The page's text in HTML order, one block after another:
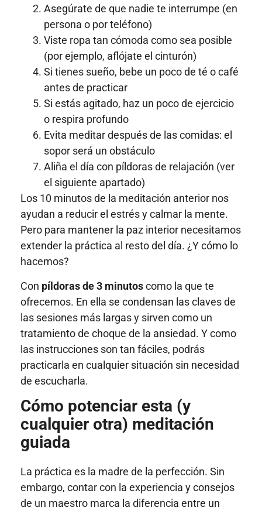
Asegúrate de que nadie te interrumpe (en
persona o por teléfono)
Viste ropa tan cómoda como sea posible
(por ejemplo, aflójate el cinturón)
Si tienes sueño, bebe un poco de té o café
antes de practicar
Si estás agitado, haz un poco de ejercicio
o respira profundo
Evita meditar después de las comidas: el
sopor será un obstáculo
Aliña el día con píldoras de relajación (ver
el siguiente apartado)
Los 10 minutos de la meditación anterior nos
ayudan a reducir el estrés y calmar la mente.
Pero para mantener la paz interior necesitamos
extender la práctica al resto del día. ¿Y cómo lo
hacemos?
Con píldoras de 3 minutoscomo la que te
ofrecemos. En ella se condensan las claves de
las sesiones más largas y sirven como un
tratamiento de choque de la ansiedad. Y como
las instrucciones son tan fáciles, podrás
practicarla en cualquier situación sin necesidad
de escucharla.
Cómo potenciar esta (y
cualquier otra) meditación
guiada
La práctica es la madre de la perfección. Sin
embargo, contar con la experiencia y consejos
de un maestro marca la diferencia entre un